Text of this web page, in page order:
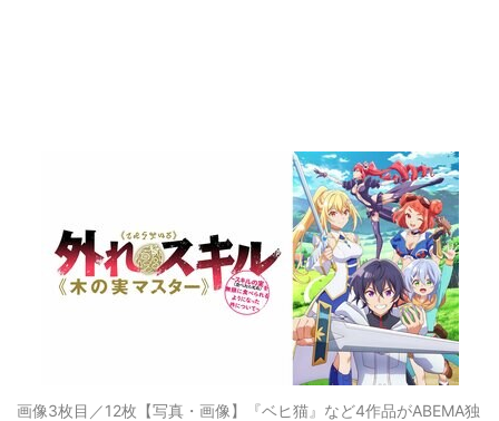
画像3枚目／12枚 【写真・画像】『ベヒ猫』など4作品がABEMA独